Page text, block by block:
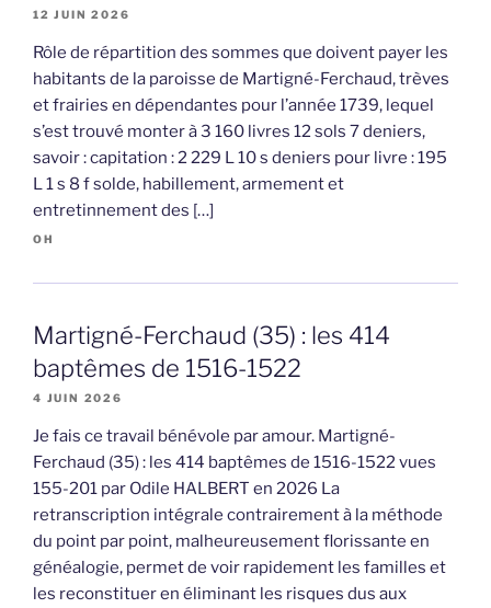
12 JUIN 2026
Rôle de répartition des sommes que doivent payer les
habitants de la paroisse de Martigné-Ferchaud, trèves
et frairies en dépendantes pour l’année 1739, lequel
s’est trouvé monter à 3 160 livres 12 sols 7 deniers,
savoir : capitation : 2 229 L 10 s deniers pour livre : 195
L 1 s 8 f solde, habillement, armement et
entretinnement des […]
OH
Martigné-Ferchaud (35) : les 414
baptêmes de 1516-1522
4 JUIN 2026
Je fais ce travail bénévole par amour. Martigné-
Ferchaud (35) : les 414 baptêmes de 1516-1522 vues
155-201 par Odile HALBERT en 2026 La
retranscription intégrale contrairement à la méthode
du point par point, malheureusement florissante en
généalogie, permet de voir rapidement les familles et
les reconstituer en éliminant les risques dus aux